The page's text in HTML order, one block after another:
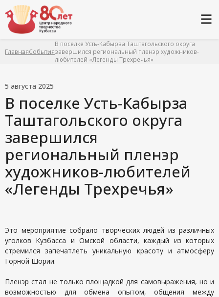
ГлавнаяСобытия
В поселке Усть-Кабырза Таштагольского округа
завершился региональный пленэр художников-
любителей «Легенды Трехречья»
5 августа 2025
В поселке Усть-Кабырза
Таштагольского округа
завершился
региональный пленэр
художников-любителей
«Легенды Трехречья»
Это мероприятие собрало творческих людей из различных
уголков Кузбасса и Омской области, каждый из которых
стремился запечатлеть уникальную красоту и атмосферу
Горной Шории.
Пленэр стал не только площадкой для самовыражения, но и
возможностью для обмена опытом, общения между